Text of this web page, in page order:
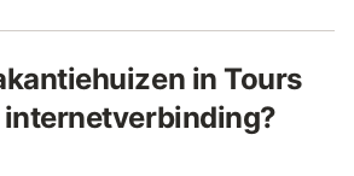
in Tours
internetverbinding?